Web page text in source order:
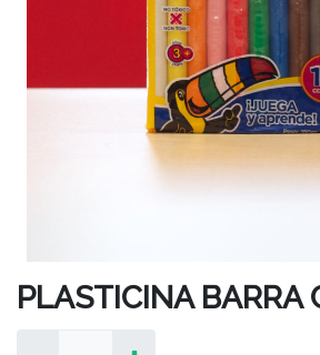
PLASTICINA BARRA